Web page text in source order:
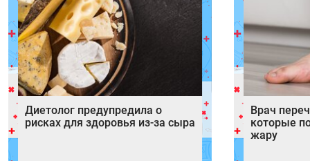
Диетолог предупредила о
рисках для здоровья из-за сыра
Врач
которые
жару